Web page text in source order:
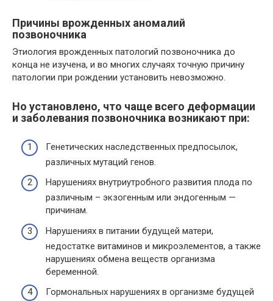
Причины врожденных аномалий
позвоночника
Этиология врожденных патологий позвоночника до
конца не изучена, и во многих случаях точную причину
патологии при рождении установить невозможно.
Но установлено, что чаще всего деформации
и заболевания позвоночника возникают при:
Генетических наследственных предпосылок,
различных мутаций генов.
Нарушениях внутриутробного развития плода по
различным – экзогенным или эндогенным —
причинам.
Нарушениях в питании будущей матери,
недостатке витаминов и микроэлементов, а также
нарушениях обмена веществ организма
беременной.
Гормональных нарушениях в организме будущей